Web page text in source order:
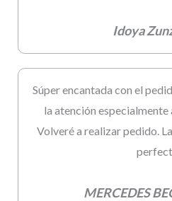
Idoya
Súper encantada con el
la atención
Volveré a realizar pedido.
MERCEDES